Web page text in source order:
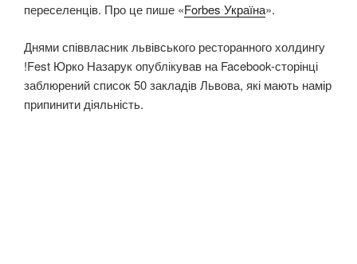
переселенців. Про це пише «Forbes Україна».
Днями співвласник львівського ресторанного холдингу
!Fest Юрко Назарук опублікував на Facebook-сторінці
заблюрений список 50 закладів Львова, які мають намір
припинити діяльність.